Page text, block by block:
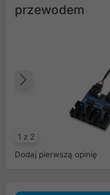
przewodem
1 z 2
Poprzedni
Dodaj pierwszą opinię